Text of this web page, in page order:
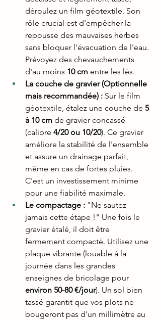
déroulez un film géotextile. Son
rôle crucial est d'empêcher la
repousse des mauvaises herbes
sans bloquer l'évacuation de l'eau.
Prévoyez des chevauchements
d'au moins 10 cm entre les lés.
La couche de gravier (Optionnelle
mais recommandée) : Sur le film
géotextile, étalez une couche de 5
à 10 cm de gravier concassé
(calibre 4/20 ou 10/20). Ce gravier
améliore la stabilité de l'ensemble
et assure un drainage parfait,
même en cas de fortes pluies.
C'est un investissement minime
pour une fiabilité maximale.
Le compactage : "Ne sautez
jamais cette étape !" Une fois le
gravier étalé, il doit être
fermement compacté. Utilisez une
plaque vibrante (louable à la
journée dans les grandes
enseignes de bricolage pour
environ 50-80 €/jour). Un sol bien
tassé garantit que vos plots ne
bougeront pas d'un millimètre au